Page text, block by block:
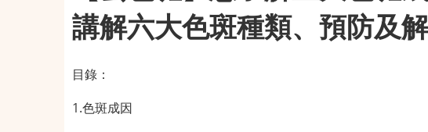
講解六大色斑種類、預防及
目錄：
1.色斑成因